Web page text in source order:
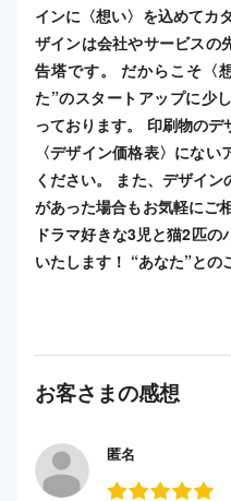
インに〈想い〉を込めてカ
ザインは会社やサービスの
告塔です。 だからこそ〈
た”のスタートアップに少
っております。 印刷物の
〈デザイン価格表〉にな
ください。 また、デザイ
があった場合もお気軽にご
ドラマ好きな3児と猫2匹
いたします！ “あなた”と
お客さまの感想
匿名